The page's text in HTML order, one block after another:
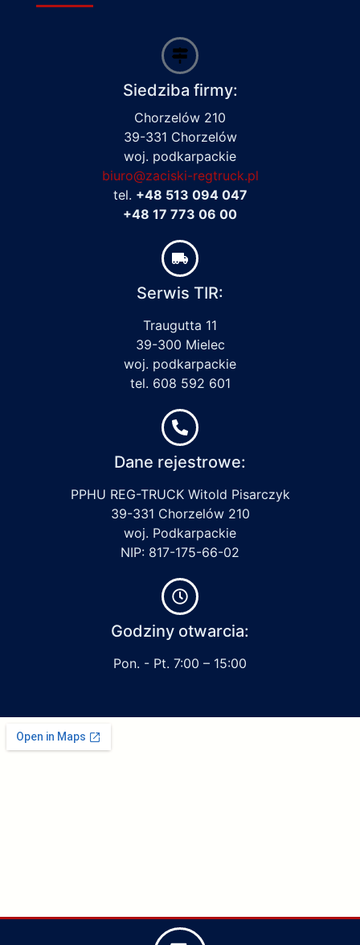
Siedziba firmy:
Chorzelów 210
39-331 Chorzelów
woj. podkarpackie
biuro@zaciski-regtruck.pl
tel. +48 513 094 047
+48 17 773 06 00
Serwis TIR:
Traugutta 11
39-300 Mielec
woj. podkarpackie
tel. 608 592 601
Dane rejestrowe:
PPHU REG-TRUCK Witold Pisarczyk
39-331 Chorzelów 210
woj. Podkarpackie
NIP: 817-175-66-02
Godziny otwarcia:
Pon. - Pt. 7:00 – 15:00